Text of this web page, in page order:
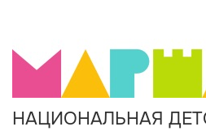
НАЦИОНАЛЬНАЯ